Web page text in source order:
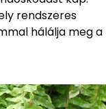
rendszeres
hálálja meg a